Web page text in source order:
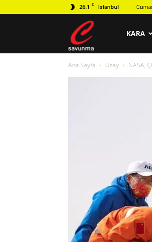
26.1 C İstanbul
KARA
Ana Sayfa Uzay NASA,